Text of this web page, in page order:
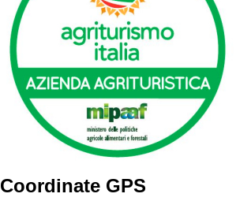
Coordinate GPS